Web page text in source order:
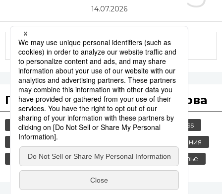
14.07.2026
Другие статьи по теме
Популярные поисковые слова
общество культура история
jiji press
туризм
еда и напитки
старение населения
история японии
японская кухня здоровье